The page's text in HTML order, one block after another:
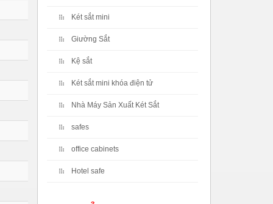
Két sắt mini
Giường Sắt
Kệ sắt
Két sắt mini khóa điện tử
Nhà Máy Sản Xuất Két Sắt
safes
office cabinets
Hotel safe